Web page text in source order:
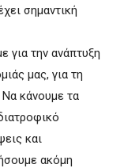
σημαντική
για την ανάπτυξη
μας, για τη
Να κάνουμε τα
και
ακόμη